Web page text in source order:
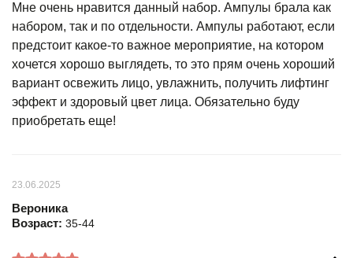
Мне очень нравится данный набор. Ампулы брала как
набором, так и по отдельности. Ампулы работают, если
предстоит какое-то важное мероприятие, на котором
хочется хорошо выглядеть, то это прям очень хороший
вариант освежить лицо, увлажнить, получить лифтинг
эффект и здоровый цвет лица. Обязательно буду
приобретать еще!
23.06.2025
Вероника
Возраст: 35-44